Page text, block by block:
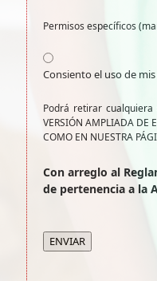
Permisos específicos
Consiento el uso de
Podrá retirar cualquiera
VERSIÓN AMPLIADA DE
COMO EN NUESTRA
Con arreglo al
de pertenencia a la